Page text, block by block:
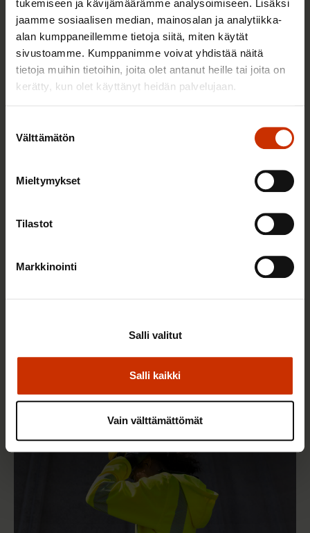
tukemiseen ja kävijämäärämme analysoimiseen. Lisäksi
jaamme sosiaalisen median, mainosalan ja analytiikka-
alan kumppaneillemme tietoja siitä, miten käytät
sivustoamme. Kumppanimme voivat yhdistää näitä
tietoja muihin tietoihin, joita olet antanut heille tai joita on
kerätty, kun olet käyttänyt heidän palvelujaan.
valinta
Välttämätön
Mieltymykset
Tilastot
Markkinointi
Salli kaikki
Salli valitut
Vain välttämättömät
3.6.2026 13:34
Mikä muuttui määräaikaisissa työsuhteissa? Lue
juristin vastaukset!
työsuhdeturvaa ja työelämän tasa-arvoa